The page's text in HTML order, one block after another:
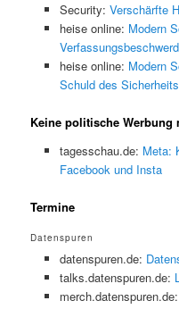
Security: Verschärfte
heise online: Modern
heise online: Modern
Schuld des
Keine politische Werbung
tagesschau.de: Meta:
Facebook und Insta
Termine
Datenspuren
datenspuren.de:
talks.datenspuren.de:
merch.datenspuren.de: